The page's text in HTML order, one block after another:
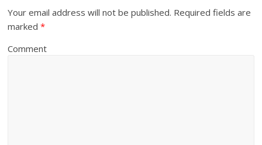
Your email address will not be published. Required fields are
marked*
Comment